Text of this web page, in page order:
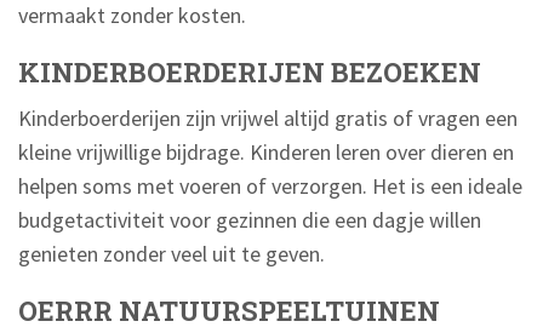
vermaakt zonder kosten.
KINDERBOERDERIJEN BEZOEKEN
Kinderboerderijen zijn vrijwel altijd gratis of vragen een
kleine vrijwillige bijdrage. Kinderen leren over dieren en
helpen soms met voeren of verzorgen. Het is een ideale
budgetactiviteit voor gezinnen die een dagje willen
genieten zonder veel uit te geven.
OERRR NATUURSPEELTUINEN